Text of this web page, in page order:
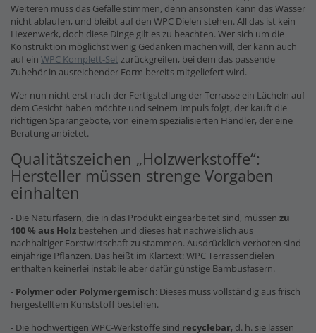
Weiteren muss das Gefälle stimmen, denn ansonsten kann das Wasser
nicht ablaufen, und bleibt auf den WPC Dielen stehen. All das ist kein
Hexenwerk, doch diese Dinge gilt es zu beachten. Wer sich um die
Konstruktion möglichst wenig Gedanken machen will, der kann auch
auf ein WPC Komplett-Set zurückgreifen, bei dem das passende
Zubehör in ausreichender Form bereits mitgeliefert wird.
Wer nun nicht erst nach der Fertigstellung der Terrasse ein Lächeln auf
dem Gesicht haben möchte und seinem Impuls folgt, der kauft die
richtigen Sparangebote, von einem spezialisierten Händler, der eine
Beratung anbietet.
Qualitätszeichen „Holzwerkstoffe“:
Hersteller müssen strenge Vorgaben
einhalten
- Die Naturfasern, die in das Produkt eingearbeitet sind, müssen zu
100 % aus Holz bestehen und dieses hat nachweislich aus
nachhaltiger Forstwirtschaft zu stammen. Ausdrücklich verboten sind
einjährige Pflanzen. Das heißt im Klartext: WPC Terrassendielen
enthalten keinerlei instabile aber dafür günstige Bambusfasern.
- Polymer oder Polymergemisch: Dieses muss vollständig aus frisch
hergestelltem Kunststoff bestehen.
- Die hochwertigen WPC-Werkstoffe sind recyclebar, d. h. sie lassen